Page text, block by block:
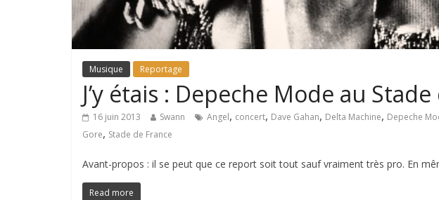
Musique Reportage
J’y étais : Depeche Mode au
16 juin 2013 Swann Angel, concert, Dave Gahan, Delta Machine, Depeche
Gore, Stade de France
Avant-propos : il se peut que ce report soit tout sauf vraiment très pro. En
Read more